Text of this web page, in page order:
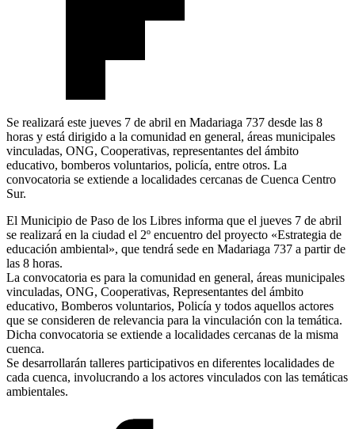
Se realizará este jueves 7 de abril en Madariaga 737 desde las 8
horas y está dirigido a la comunidad en general, áreas municipales
vinculadas, ONG, Cooperativas, representantes del ámbito
educativo, bomberos voluntarios, policía, entre otros. La
convocatoria se extiende a localidades cercanas de Cuenca Centro
Sur.
El Municipio de Paso de los Libres informa que el jueves 7 de abril
se realizará en la ciudad el 2º encuentro del proyecto «Estrategia de
educación ambiental», que tendrá sede en Madariaga 737 a partir de
las 8 horas.
La convocatoria es para la comunidad en general, áreas municipales
vinculadas, ONG, Cooperativas, Representantes del ámbito
educativo, Bomberos voluntarios, Policía y todos aquellos actores
que se consideren de relevancia para la vinculación con la temática.
Dicha convocatoria se extiende a localidades cercanas de la misma
cuenca.
Se desarrollarán talleres participativos en diferentes localidades de
cada cuenca, involucrando a los actores vinculados con las temáticas
ambientales.